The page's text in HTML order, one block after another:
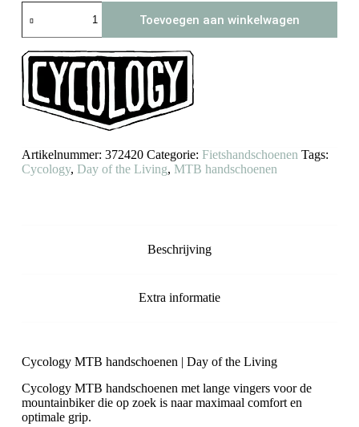
MTB
handschoenen
Day
of
the
Living
aantal
Toevoegen aan winkelwagen
Artikelnummer: 372420 Categorie: Fietshandschoenen Tags:
Cycology, Day of the Living, MTB handschoenen
Beschrijving
Extra informatie
Cycology MTB handschoenen | Day of the Living
Cycology MTB handschoenen met lange vingers voor de
mountainbiker die op zoek is naar maximaal comfort en
optimale grip.